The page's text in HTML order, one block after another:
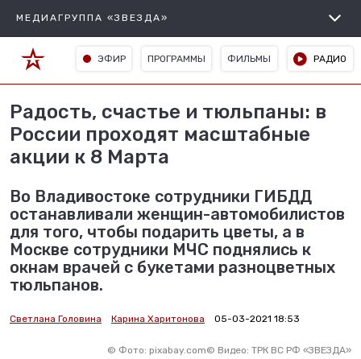
МЕДИАГРУППА «ЗВЕЗДА»
ЭФИР ПРОГРАММЫ ФИЛЬМЫ РАДИО
Радость, счастье и тюльпаны: в
России проходят масштабные
акции к 8 Марта
Во Владивостоке сотрудники ГИБДД
останавливали женщин-автомобилистов
для того, чтобы подарить цветы, а в
Москве сотрудники МЧС поднялись к
окнам врачей с букетами разноцветных
тюльпанов.
Светлана Головина Карина Харитонова 05-03-2021 18:53
© Фото: pixabay.com© Видео: ТРК ВС РФ «ЗВЕЗДА»